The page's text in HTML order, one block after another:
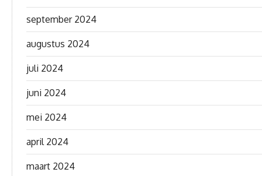
september 2024
augustus 2024
juli 2024
juni 2024
mei 2024
april 2024
maart 2024